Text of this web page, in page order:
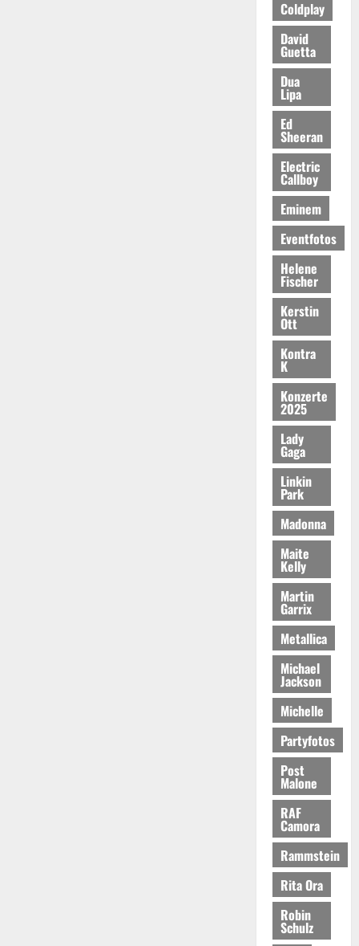
Coldplay
David
Guetta
Dua
Lipa
Ed
Sheeran
Electric
Callboy
Eminem
Eventfotos
Helene
Fischer
Kerstin
Ott
Kontra
K
Konzerte
2025
Lady
Gaga
Linkin
Park
Madonna
Maite
Kelly
Martin
Garrix
Metallica
Michael
Jackson
Michelle
Partyfotos
Post
Malone
RAF
Camora
Rammstein
Rita Ora
Robin
Schulz